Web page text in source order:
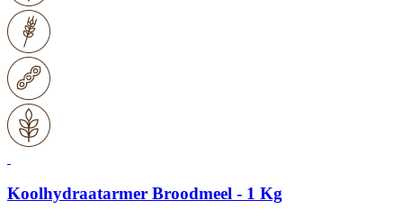
Koolhydraatarmer Broodmeel - 1 Kg